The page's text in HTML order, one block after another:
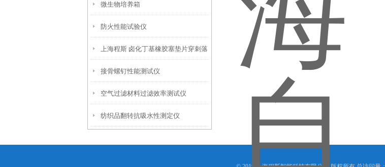
微生物培养箱
防火性能试验仪
上海程斯 卤化丁基橡胶塞垫片穿刺落
屑和穿刺力测试仪 CSI-Z100
接骨螺钉性能测试仪
空气过滤材料过滤效率测试仪
纺织品翻转抗吸水性测定仪